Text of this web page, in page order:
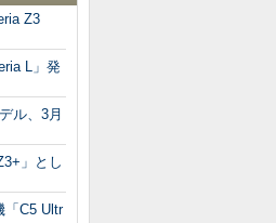
Z3
L」発
ル、3月
」とし
「C5 Ultr